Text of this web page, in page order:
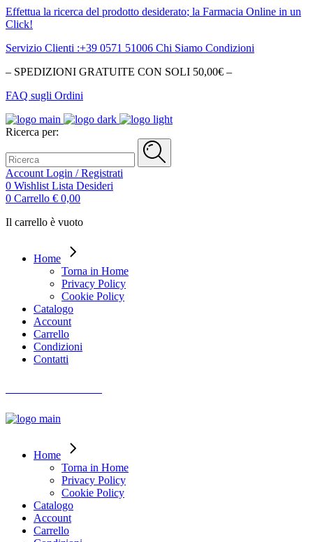
Effettua la ricerca del prodotto desiderato; la Farmacia Online in un
Click!
Servizio Clienti :+39 0571 51006 Chi Siamo Condizioni
– SPEDIZIONI GRATUITE CON SOLI 50,00€ –
FAQ sugli Ordini
Ricerca per:
Account Login / Registrati
0 Wishlist Lista Desideri
0 Carrello € 0,00
Il carrello è vuoto
Home
Torna in Home
Privacy Policy
Cookie Policy
Catalogo
Account
Carrello
Condizioni
Contatti
Home
Torna in Home
Privacy Policy
Cookie Policy
Catalogo
Account
Carrello